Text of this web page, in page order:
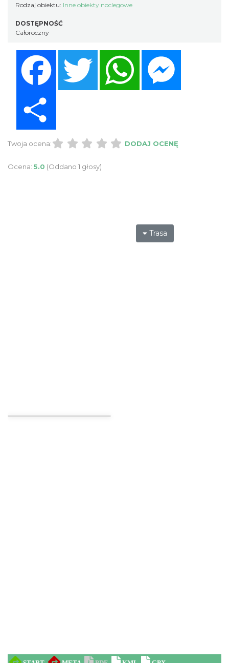
Rodzaj obiektu: Inne obiekty noclegowe
DOSTĘPNOŚĆ
Całoroczny
Twitter WhatsApp
Twoja ocena: DODAJ OCENĘ
Ocena: 5.0 (Oddano 1 głosy)
Trasa